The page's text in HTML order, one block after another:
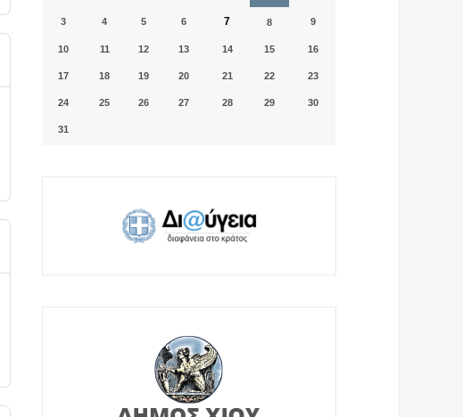
3 4 5 6 7 8 9
10 11 12 13 14 15 16
17 18 19 20 21 22 23
24 25 26 27 28 29 30
31